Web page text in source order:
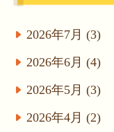
2026年7月 (3)
2026年6月 (4)
2026年5月 (3)
2026年4月 (2)